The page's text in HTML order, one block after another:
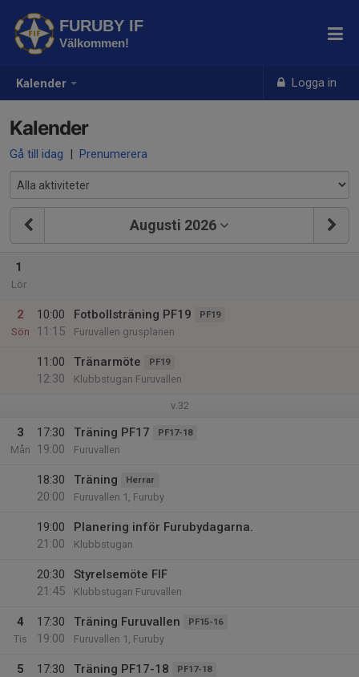
Kalender Logga in
FURUBY IF
Välkommen!
Kalender
Gå till idag | Prenumerera
Augusti 2026
1
Lör
2
Sön
10:00
11:15
Fotbollsträning PF19 PF19
Furuvallen grusplanen
11:00
12:30
Tränarmöte PF19
Klubbstugan Furuvallen
v.32
3
Mån
17:30
19:00
Träning PF17 PF17-18
Furuvallen
18:30
20:00
Träning Herrar
Furuvallen 1, Furuby
19:00
21:00
Planering inför Furubydagarna.
Klubbstugan
20:30
21:45
Styrelsemöte FIF
Klubbstugan Furuvallen
4
Tis
17:30
19:00
Träning Furuvallen PF15-16
Furuvallen 1, Furuby
5
17:30
Träning PF17-18 PF17-18